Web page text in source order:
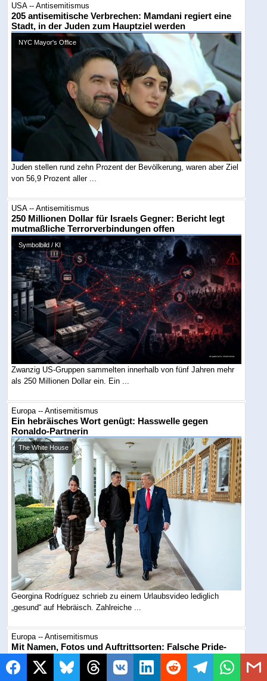
USA -- Antisemitismus
205 antisemitische Verbrechen: Mamdani regiert eine
Stadt, in der Juden zum Hauptziel werden
NYC Mayor's Office
Juden stellen rund zehn Prozent der Bevölkerung, waren aber Ziel
von 56,9 Prozent aller ...
USA -- Antisemitismus
250 Millionen Dollar für Israels Gegner: Bericht legt
mutmaßliche Terrorverbindungen offen
Symbolbild / KI
Zwanzig US-Gruppen sammelten innerhalb von fünf Jahren mehr
als 250 Millionen Dollar ein. Ein ...
Europa -- Antisemitismus
Ein hebräisches Wort genügt: Hasswelle gegen
Ronaldo-Partnerin
The White House
Georgina Rodríguez schrieb zu einem Urlaubsvideo lediglich
„gesund“ auf Hebräisch. Zahlreiche ...
Europa -- Antisemitismus
Mit Namen, Fotos und Auftrittsorten: Falsche Pride-
Symbolbild / KI